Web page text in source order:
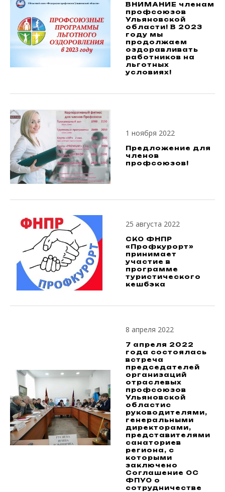
ВНИМАНИЕ членам
профсоюзов
Ульяновской
области! В 2023
году мы
продолжаем
оздоравливать
работников на
льготных
условиях!
1 ноября 2022
Предложение для
членов
профсоюзов!
25 августа 2022
СКО ФНПР
«Профкурорт»
принимает
участие в
программе
туристического
кешбэка
8 апреля 2022
7 апреля 2022
года состоялась
встреча
председателей
организаций
отраслевых
профсоюзов
Ульяновской
областис
руководителями,
генеральными
директорами,
представителями
санаториев
региона, с
которыми
заключено
Соглашение ОС
ФПУО о
сотрудничестве